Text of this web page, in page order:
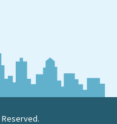
Reserved.